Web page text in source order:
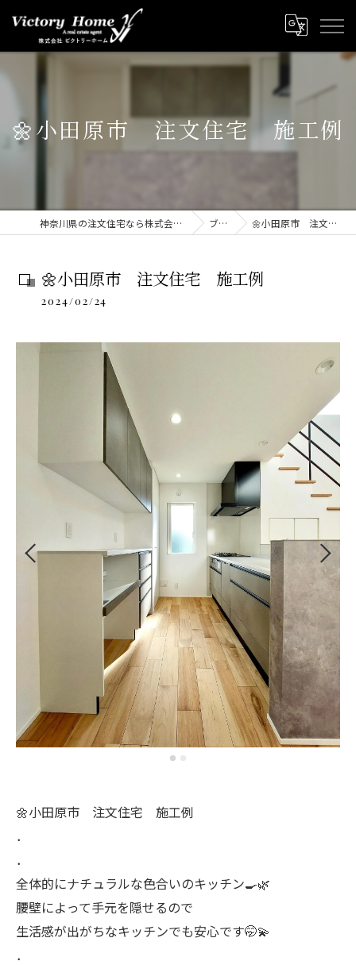
🌼小田原市 注文住宅 施工例
神奈川県の注文住宅なら株式会社ビクトリーホーム ブログ 🌼小田原市 注文住宅 施工例
🌼小田原市 注文住宅 施工例
2024/02/24
🌼小田原市 注文住宅 施工例
．
．
全体的にナチュラルな色合いのキッチン🍳🌿
腰壁によって手元を隠せるので
生活感が出がちなキッチンでも安心です🤭💫
．